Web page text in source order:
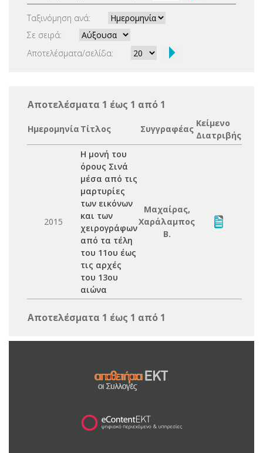
Ταξινόμηση ανά:
Σε σειρά:
Αποτελέσματα/σελίδα:
Αποτελέσματα 1 έως 1 από 1
Ημερομηνία Τίτλος Συγγραφέας
Κείμενο
Διατριβής
2015
Η μονή του
όρους Σινά
μέσα από τις
μαρτυρίες
των εικόνων
και των
χειρογράφων
από τα τέλη
του 11ου έως
τις αρχές
του 13ου
αιώνα
Μαχαίρας,
Χαράλαμπος
Β.
Αποτελέσματα 1 έως 1 από 1